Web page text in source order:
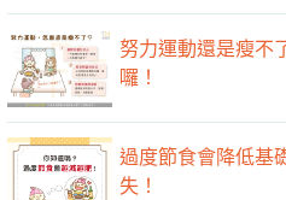
努力運動還是瘦不
囉！
過度節食會降低基
失！